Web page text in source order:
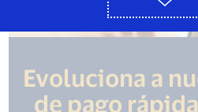
Evoluciona a
de pago